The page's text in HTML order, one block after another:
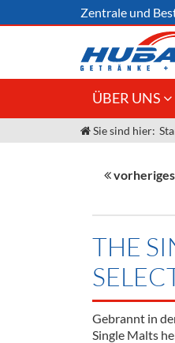
Zentrale und
ÜBER UNS
Jobs
Unser
Sie sind hier:
THE
Gebrannt in
Single Malts